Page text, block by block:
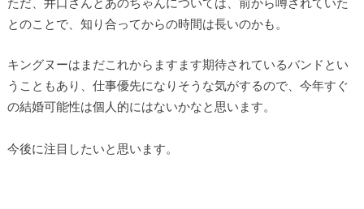
とのことで、知り合ってからの時間は長いのかも。
キングヌーはまだこれからますます期待されているバンドとい
うこともあり、仕事優先になりそうな気がするので、今年すぐ
の結婚可能性は個人的にはないかなと思います。
今後に注目したいと思います。